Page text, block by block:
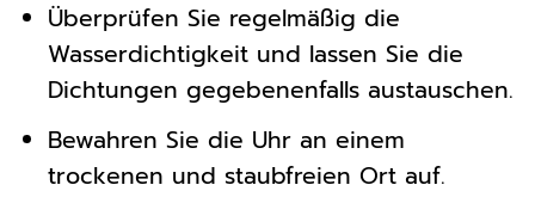
Überprüfen Sie regelmäßig die
Wasserdichtigkeit und lassen Sie die
Dichtungen gegebenenfalls austauschen.
Bewahren Sie die Uhr an einem
trockenen und staubfreien Ort auf.